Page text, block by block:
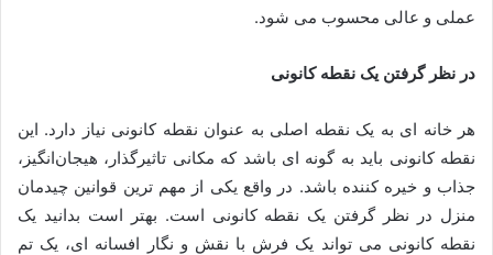
عملی و عالی محسوب می شود.
در نظر گرفتن یک نقطه کانونی
هر خانه ای به یک نقطه اصلی به عنوان نقطه کانونی نیاز دارد. این
نقطه کانونی باید به گونه ای باشد که مکانی تاثیرگذار، هیجان‌انگیز،
جذاب و خیره کننده باشد. در واقع یکی از مهم ترین قوانین چیدمان
منزل در نظر گرفتن یک نقطه کانونی است. بهتر است بدانید یک
نقطه کانونی می تواند یک فرش با نقش و نگار افسانه ‌ای، یک تم